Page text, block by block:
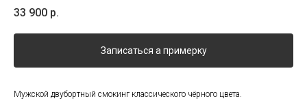
33 900 р.
Записаться а примерку
Мужской двубортный смокинг классического чёрного цвета.